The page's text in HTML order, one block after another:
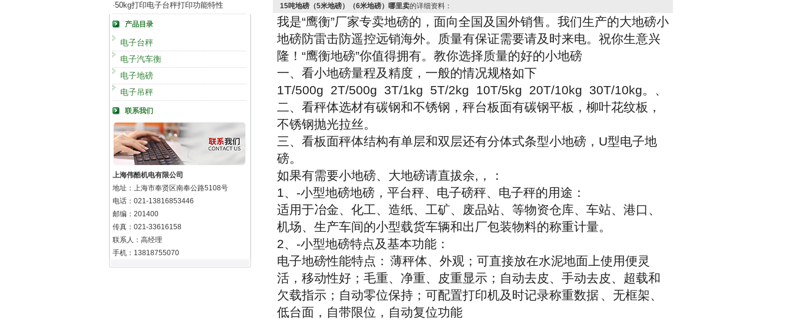
·50kg打印电子台秤打印功能特性
产品目录
电子台秤
电子汽车衡
电子地磅
电子吊秤
联系我们
上海伟酷机电有限公司
地址：上海市奉贤区南奉公路5108号
电话：021-13816853446
邮编：201400
传真：021-33616158
联系人：高经理
手机：13818755070
15吨地磅（5米地磅）（6米地磅）哪里卖的详细资料：
我是“鹰衡”厂家专卖地磅的，面向全国及国外销售。我们生产的大地磅小
地磅防雷击防遥控远销海外。质量有保证需要请及时来电。祝你生意兴
隆！ “鹰衡地磅”你值得拥有。教你选择质量的好的小地磅
一、看小地磅量程及精度，一般的情况规格如下
1T/500g 2T/500g 3T/1kg 5T/2kg 10T/5kg 20T/10kg 30T/10kg。、
二、看秤体选材有碳钢和不锈钢，秤台板面有碳钢平板，柳叶花纹板，
不锈钢抛光拉丝。
三、看板面秤体结构有单层和双层还有分体式条型小地磅， U型电子地
磅。
如果有需要小地磅、大地磅请直拔余, ，
：
1、 -小型地磅地磅，平台秤、电子磅秤、电子秤的用途：
适用于冶金、化工、造纸、工矿、废品站、等物资仓库、车站、港口、
机场、生产车间的小型载货车辆和出厂包装物料的称重计量。
2、 -小型地磅特点及基本功能：
电子地磅性能特点： 薄秤体、外观；可直接放在水泥地面上使用便灵
活，移动性好；毛重、净重、皮重显示；自动去皮、手动去皮、超载和
欠载指示；自动零位保持；可配置打印机及时记录称重数据 、无框架、
低台面，自带限位，自动复位功能